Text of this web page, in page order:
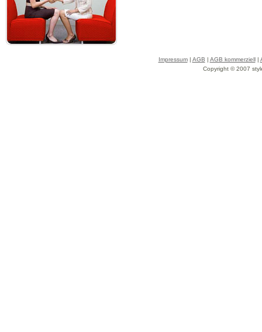
Impressum| AGB | AGB kommerziell|
Copyright © 2007